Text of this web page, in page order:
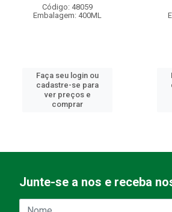
Código: 48059
Embalagem: 400ML
Faça seu login ou
cadastre-se para
ver preços e
comprar
Junte-se a nos e receba